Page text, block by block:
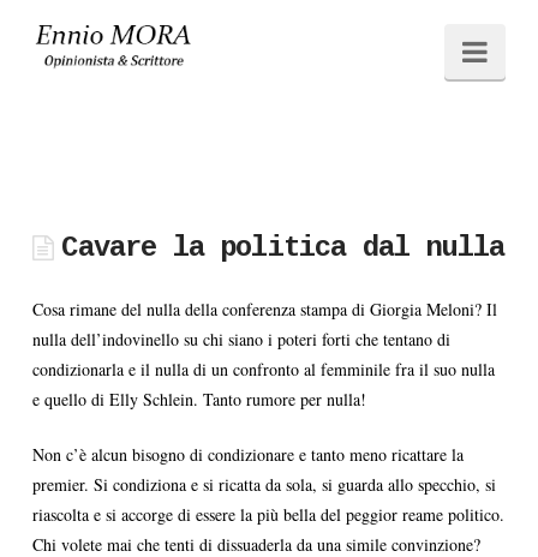
Ennio
Cavare la politica dal nulla
Cosa rimane del nulla della conferenza stampa di Giorgia Meloni? Il
nulla dell’indovinello su chi siano i poteri forti che tentano di
condizionarla e il nulla di un confronto al femminile fra il suo nulla
e quello di Elly Schlein. Tanto rumore per nulla!
Non c’è alcun bisogno di condizionare e tanto meno ricattare la
premier. Si condiziona e si ricatta da sola, si guarda allo specchio, si
riascolta e si accorge di essere la più bella del peggior reame politico.
Chi volete mai che tenti di dissuaderla da una simile convinzione?